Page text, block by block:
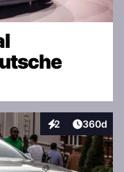
2
Interaktionen
Artikel
360d